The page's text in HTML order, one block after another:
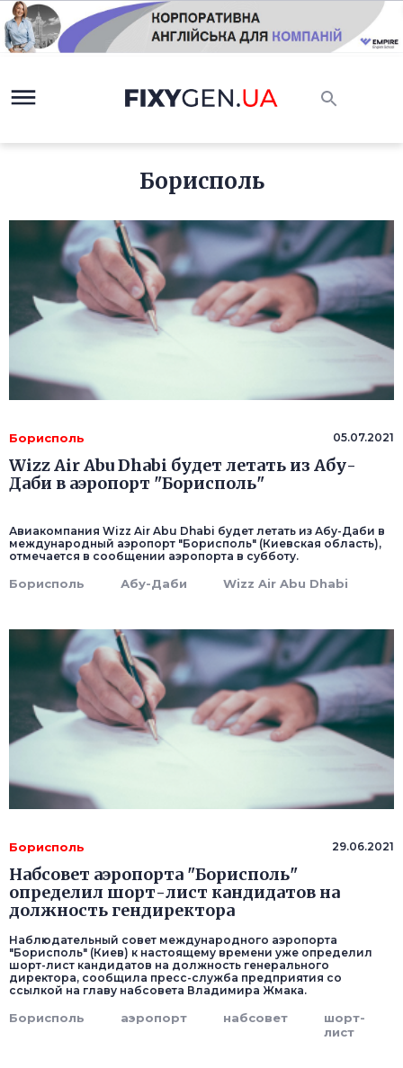
Борисполь
Борисполь 05.07.2021
Wizz Air Abu Dhabi будет летать из Абу-
Даби в аэропорт "Борисполь"
Авиакомпания Wizz Air Abu Dhabi будет летать из Абу-Даби в
международный аэропорт "Борисполь" (Киевская область),
отмечается в сообщении аэропорта в субботу.
Борисполь Абу-Даби Wizz Air Abu Dhabi
Борисполь 29.06.2021
Набсовет аэропорта "Борисполь"
определил шорт-лист кандидатов на
должность гендиректора
Наблюдательный совет международного аэропорта
"Борисполь" (Киев) к настоящему времени уже определил
шорт-лист кандидатов на должность генерального
директора, сообщила пресс-служба предприятия со
ссылкой на главу набсовета Владимира Жмака.
Борисполь аэропорт набсовет
шорт-
лист